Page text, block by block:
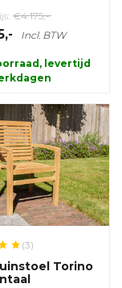
€4.175,-
Incl. BTW
levertijd
(3)
Torino